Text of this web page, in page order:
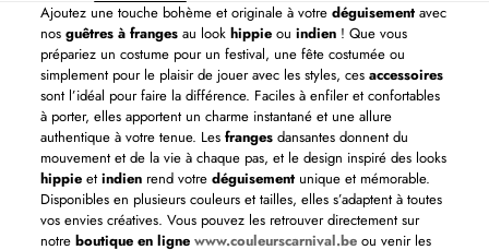
Ajoutez une touche bohème et originale à votre déguisementavec
nos guêtres à frangesau look hippieou indien! Que vous
prépariez un costume pour un festival, une fête costumée ou
simplement pour le plaisir de jouer avec les styles, ces accessoires
sont l’idéal pour faire la différence. Faciles à enfiler et confortables
à porter, elles apportent un charme instantané et une allure
authentique à votre tenue. Les frangesdansantes donnent du
mouvement et de la vie à chaque pas, et le design inspiré des looks
hippieet indienrend votre déguisementunique et mémorable.
Disponibles en plusieurs couleurs et tailles, elles s’adaptent à toutes
vos envies créatives. Vous pouvez les retrouver directement sur
notre boutique en ligne www.couleurscarnival.beou venir les